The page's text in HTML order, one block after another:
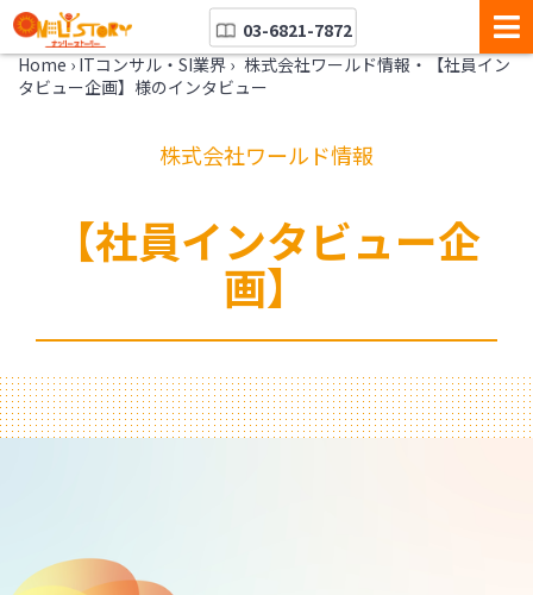
03-6821-7872
Home › ITコンサル・SI業界 › 株式会社ワールド情報・【社員イン
タビュー企画】様のインタビュー
株式会社ワールド情報
【社員インタビュー企
画】